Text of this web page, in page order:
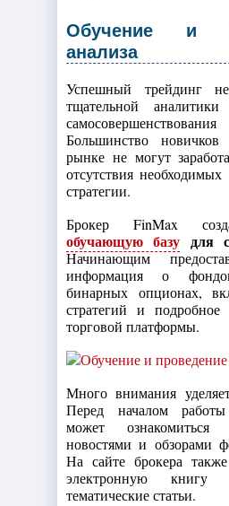
Обучение и
анализа
Успешный трейдинг
тщательной
Большинство
рынке не могут
отсутствия
стратегии.
Брокер FinMax
обучающую базу для
Начинающим
информация о
бинарных опционах,
стратегий и
торговой платформы.
Много внимания
Перед началом
может
новостями и обзорами
На сайте брокера
электронную книгу
тематические статьи.